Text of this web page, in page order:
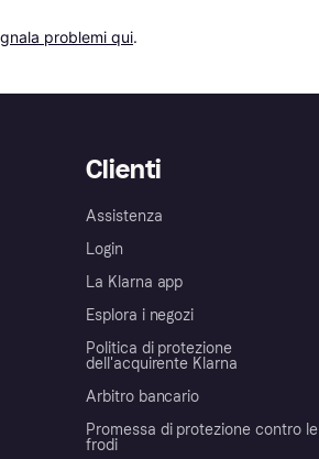
problemi qui.
Clienti
Assistenza
Login
La Klarna app
Esplora i negozi
Politica di protezione
dell'acquirente Klarna
Arbitro bancario
Promessa di protezione contro le
frodi